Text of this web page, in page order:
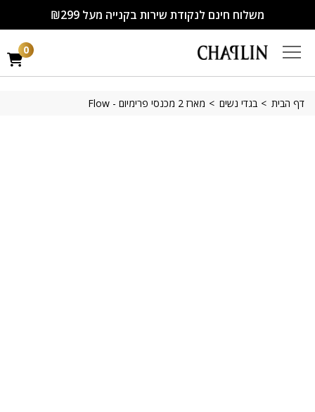
משלוח חינם לנקודת שירות בקנייה מעל ₪299
0
דף הבית בגדי נשים מארז 2 מכנסי פרימיום - Flow